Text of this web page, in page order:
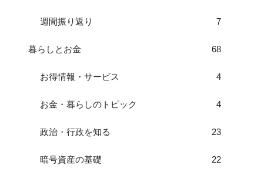
週間振り返り 7
暮らしとお金 68
お得情報・サービス 4
お金・暮らしのトピック 4
政治・行政を知る 23
暗号資産の基礎 22